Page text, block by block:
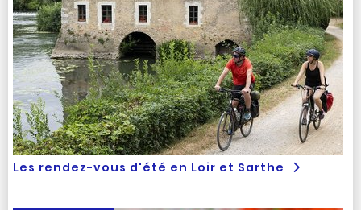
Les rendez-vous d'été en Loir et Sarthe